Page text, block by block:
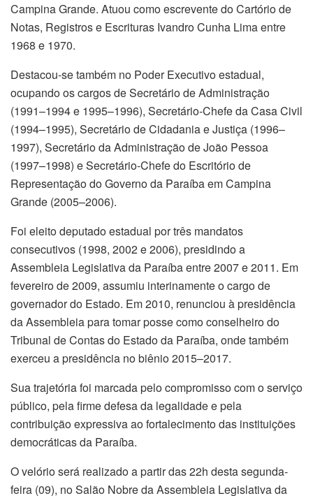
Campina Grande. Atuou como escrevente do Cartório de
Notas, Registros e Escrituras Ivandro Cunha Lima entre
1968 e 1970.
Destacou-se também no Poder Executivo estadual,
ocupando os cargos de Secretário de Administração
(1991–1994 e 1995–1996), Secretário-Chefe da Casa Civil
(1994–1995), Secretário de Cidadania e Justiça (1996–
1997), Secretário da Administração de João Pessoa
(1997–1998) e Secretário-Chefe do Escritório de
Representação do Governo da Paraíba em Campina
Grande (2005–2006).
Foi eleito deputado estadual por três mandatos
consecutivos (1998, 2002 e 2006), presidindo a
Assembleia Legislativa da Paraíba entre 2007 e 2011. Em
fevereiro de 2009, assumiu interinamente o cargo de
governador do Estado. Em 2010, renunciou à presidência
da Assembleia para tomar posse como conselheiro do
Tribunal de Contas do Estado da Paraíba, onde também
exerceu a presidência no biênio 2015–2017.
Sua trajetória foi marcada pelo compromisso com o serviço
público, pela firme defesa da legalidade e pela
contribuição expressiva ao fortalecimento das instituições
democráticas da Paraíba.
O velório será realizado a partir das 22h desta segunda-
feira (09), no Salão Nobre da Assembleia Legislativa da